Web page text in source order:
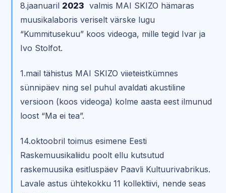
8.jaanuaril 2023 valmis MAI SKIZO hämaras
muusikalaboris veriselt värske lugu
“Kummitusekuu” koos videoga, mille tegid Ivar ja
Ivo Stolfot.
1.mail tähistus MAI SKIZO viieteistkümnes
sünnipäev ning sel puhul avaldati akustiline
versioon (koos videoga) kolme aasta eest ilmunud
loost “Ma ei tea”.
14.oktoobril toimus esimene Eesti
Raskemuusikaliidu poolt ellu kutsutud
raskemuusika esitluspäev Paavli Kultuurivabrikus.
Lavale astus ühtekokku 11 kollektiivi, nende seas